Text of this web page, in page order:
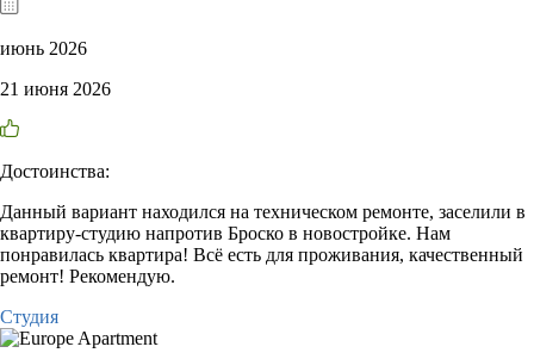
июнь 2026
21 июня 2026
Достоинства:
Данный вариант находился на техническом ремонте, заселили в
квартиру-студию напротив Броско в новостройке. Нам
понравилась квартира! Всё есть для проживания, качественный
ремонт! Рекомендую.
Студия